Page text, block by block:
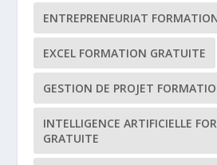
ENTREPRENEURIAT
EXCEL FORMATION GRATUITE
GESTION DE PROJET
INTELLIGENCE ARTIFICIELLE
GRATUITE